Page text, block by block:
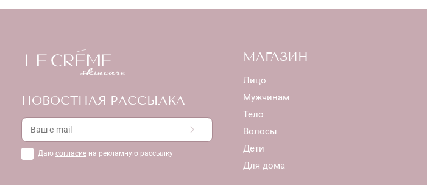
НОВОСТНАЯ РАССЫЛКА
Даю согласие на рекламную рассылку
МАГАЗИН
Лицо
Мужчинам
Тело
Волосы
Дети
Для дома